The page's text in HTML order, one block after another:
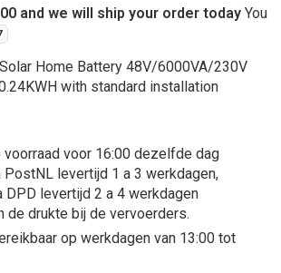
and we will ship your order today You
Home Battery 48V/6000VA/230V
with standard installation
voor 16:00 dezelfde dag
PostNL levertijd 1 a 3 werkdagen,
DPD levertijd 2 a 4 werkdagen
de drukte bij de vervoerders.
op werkdagen van 13:00 tot